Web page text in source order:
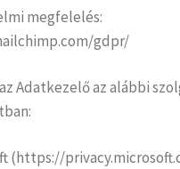
megfelelés:
gdpr/
Adatkezelő az alábbi
(https://